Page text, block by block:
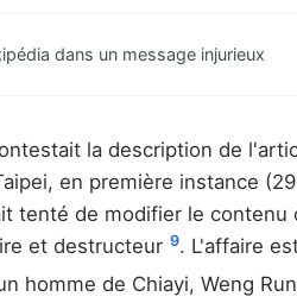
dans un message injurieux
la description de
en première instance
de modifier le
et destructeur 9. L'affaire
homme de Chiayi, Weng